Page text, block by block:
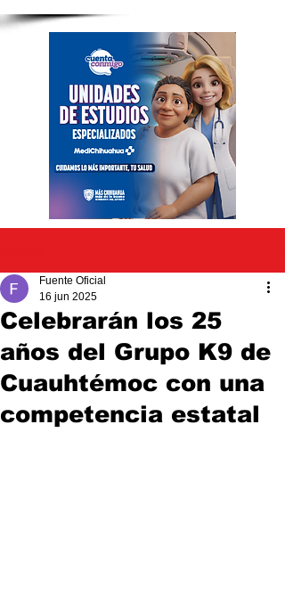
Celebrarán los 25
años del Grupo K9 de
Cuauhtémoc con una
competencia estatal
Fuente Oficial
16 jun 2025